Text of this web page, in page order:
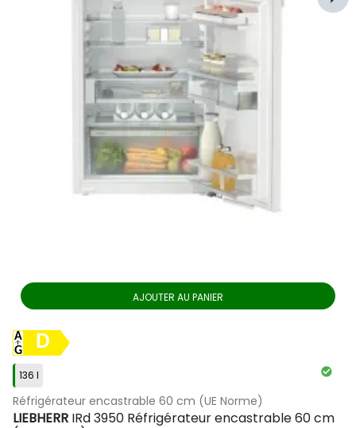
"food waste" et s'intègre comme un allié silencieux dans
votre quotidien. Lors de votre achat, prêtez attention à des
détails tels que l'émission sonore — les modèles
particulièrement silencieux, en dessous de 35 dB, sont une
bénédiction dans les cuisines ouvertes.
Conclusion : qualité et précision pour
votre cuisine idéale
Que vous souhaitiez exploiter la largeur maximale de
ou que vous cherchiez un remplacement fiable pour votre
, vous trouverez votre bonheur
de votre cuisine, mais aussi votre qualité de vie quotidienne
grâce à une fraîcheur parfaite et une organisation optimale.
Découvrez dès maintenant la diversité de nos réfrigérateurs
encastrables et trouvez le modèle qui s'adapte sur mesure à
votre cuisine et à votre vie.
AJOUTER AU PANIER
D
136 l
Réfrigérateur encastrable 60 cm (UE Norme)
LIEBHERR IRd 3950 Réfrigérateur encastrable 60 cm